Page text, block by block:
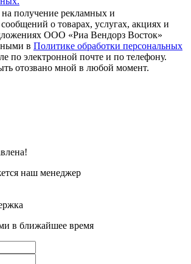
на получение рекламных и
о товарах, услугах, акциях и
ООО «Риа Вендорз Восток»
в Политике обработки персональных
по электронной почте и по телефону.
отозвано мной в любой момент.
наш менеджер
в ближайшее время